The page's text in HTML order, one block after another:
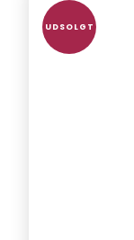
UDSOLGT